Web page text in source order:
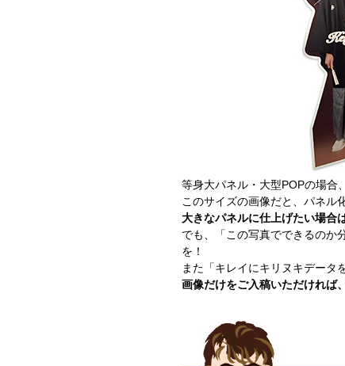
等身大パネル・大型POPの場合
このサイズの画像だと、パネル
大きなパネルに仕上げたい場合
でも、「この写真でできるのか
を！
また「キレイにキリヌキデータ
画像だけをご入稿いただければ